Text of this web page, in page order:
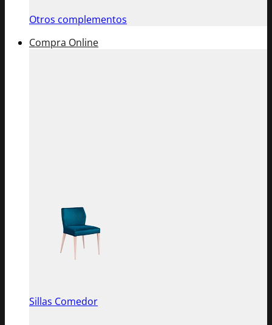
Otros complementos
Compra Online
Sillas Comedor